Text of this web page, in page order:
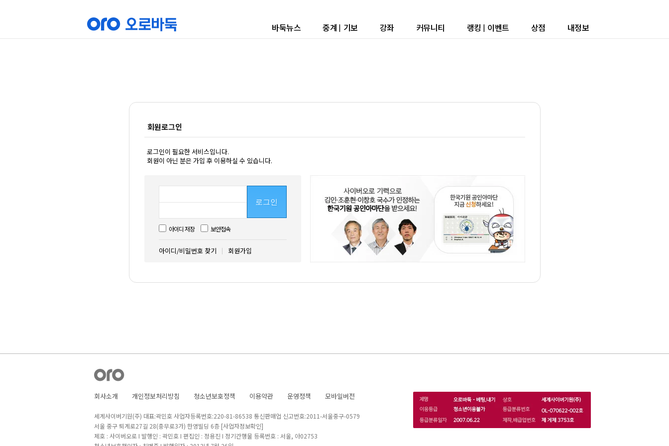
바둑뉴스 중계 | 기보 강좌 커뮤니티 랭킹 | 이벤트 상점 내정보
회원로그인
로그인이 필요한 서비스입니다.
회원이 아닌 분은 가입 후 이용하실 수 있습니다.
로그인
아이디 저장 보안접속
아이디/비밀번호 찾기 회원가입
회사소개 개인정보처리방침 청소년보호정책 이용약관 운영정책 모바일버전
세계사이버기원(주) 대표:곽민호 사업자등록번호:220-81-86538 통신판매업 신고번호:2011-서울중구-0579
서울 중구 퇴계로27길 28(충무로3가) 한영빌딩 6층 [사업자정보확인]
제호 : 사이버오로 I 발행인 : 곽민호 I 편집인 : 정용진 I 정기간행물 등록번호 : 서울, 아02753